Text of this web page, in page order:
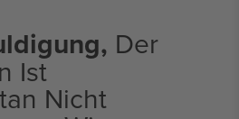
Der
Ist
Nicht